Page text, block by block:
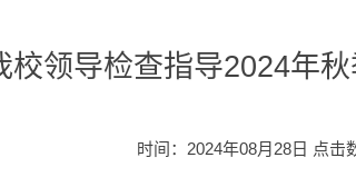
校领导检查指导2024年
时间：2024年08月28日 点击